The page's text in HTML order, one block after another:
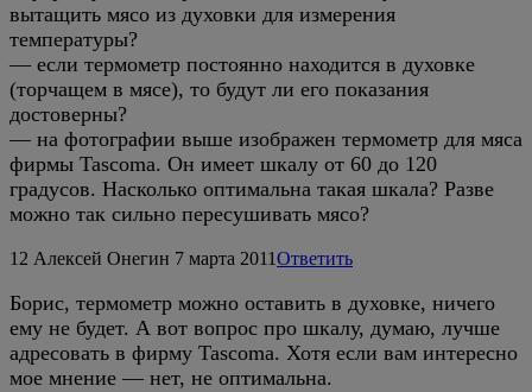
вытащить мясо из духовки для измерения
температуры?
— если термометр постоянно находится в духовке
(торчащем в мясе), то будут ли его показания
достоверны?
— на фотографии выше изображен термометр для мяса
фирмы Tascoma. Он имеет шкалу от 60 до 120
градусов. Насколько оптимальна такая шкала? Разве
можно так сильно пересушивать мясо?
12 Алексей Онегин 7 марта 2011Ответить
Борис, термометр можно оставить в духовке, ничего
ему не будет. А вот вопрос про шкалу, думаю, лучше
адресовать в фирму Tascoma. Хотя если вам интересно
мое мнение — нет, не оптимальна.